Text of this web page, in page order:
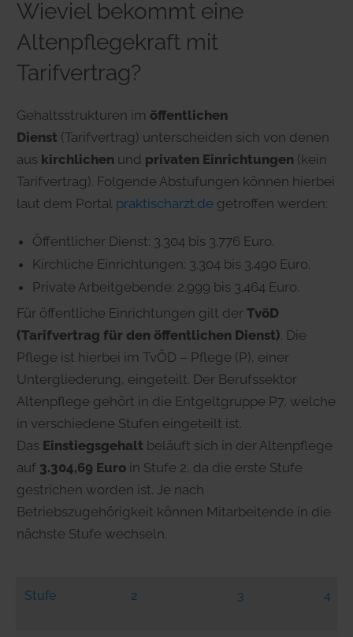
Wieviel bekommt eine
Altenpflegekraft mit
Tarifvertrag?
Gehaltsstrukturen im öffentlichen
Dienst (Tarifvertrag) unterscheiden sich von denen
aus kirchlichen und privaten Einrichtungen (kein
Tarifvertrag). Folgende Abstufungen können hierbei
laut dem Portal praktischarzt.de getroffen werden:
Öffentlicher Dienst: 3.304 bis 3.776 Euro.
Kirchliche Einrichtungen: 3.304 bis 3.490 Euro.
Private Arbeitgebende: 2.999 bis 3.464 Euro.
Für öffentliche Einrichtungen gilt der TvöD
(Tarifvertrag für den öffentlichen Dienst). Die
Pflege ist hierbei im TvÖD – Pflege (P), einer
Untergliederung, eingeteilt. Der Berufssektor
Altenpflege gehört in die Entgeltgruppe P7, welche
in verschiedene Stufen eingeteilt ist.
Das Einstiegsgehalt beläuft sich in der Altenpflege
auf 3.304,69 Euro in Stufe 2, da die erste Stufe
gestrichen worden ist. Je nach
Betriebszugehörigkeit können Mitarbeitende in die
nächste Stufe wechseln.
Stufe 2 3 4